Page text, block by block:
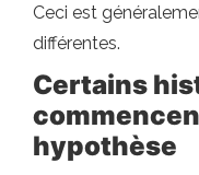
Ceci est
différentes.
Certains
hypothèse